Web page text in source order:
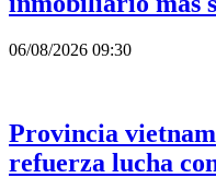
06/08/2026 09:30
Provincia
refuerza lucha